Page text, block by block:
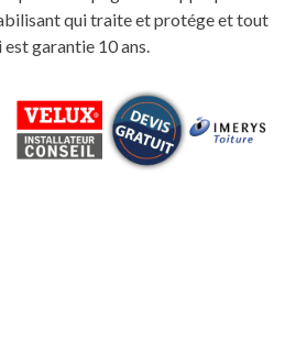
qui traite et protége et tout
est garantie 10 ans.